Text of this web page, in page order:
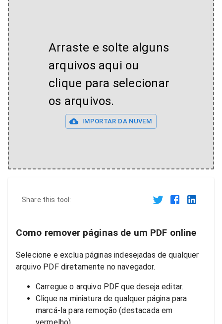
Arraste e solte alguns
arquivos aqui ou
clique para selecionar
os arquivos.
IMPORTAR DA NUVEM
Share this tool:
Como remover páginas de um PDF online
Selecione e exclua páginas indesejadas de qualquer
arquivo PDF diretamente no navegador.
Carregue o arquivo PDF que deseja editar.
Clique na miniatura de qualquer página para
marcá-la para remoção (destacada em